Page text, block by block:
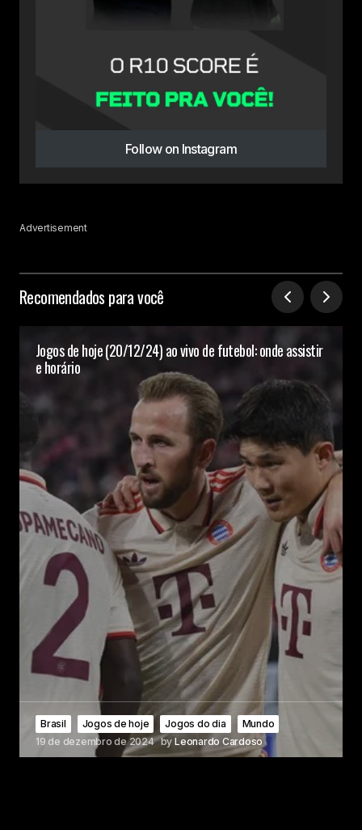
Follow on Instagram
Advertisement
Recomendados para você
Jogos de hoje (20/12/24) ao vivo de futebol: onde assistir
e horário
Brasil Jogos de hoje Jogos do dia
Mundo
19 de dezembro de 2024 by Leonardo Cardoso